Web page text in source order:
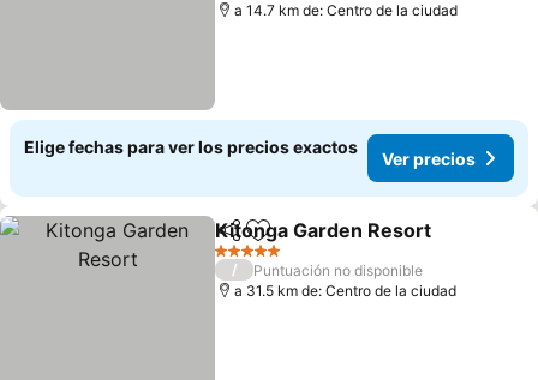
a 14.7 km de: Centro de la ciudad
Elige fechas para ver los precios exactos
Ver precios
CompartirAgregar a favoritos
Kitonga Garden Resort
5 Estrellas
/
Puntuación no disponible
a 31.5 km de: Centro de la ciudad